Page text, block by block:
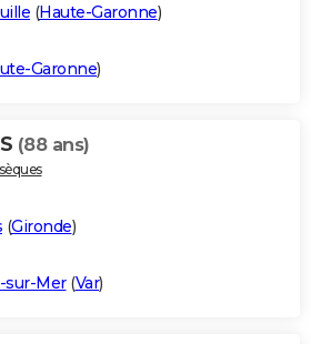
(Haute-Garonne)
Garonne)
(88 ans)
(Gironde)
sur-Mer(Var)